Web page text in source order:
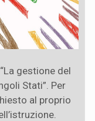
gestione del
Stati”. Per
al proprio